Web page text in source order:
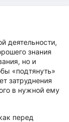
деятельности,
знания
но и
«подтянуть»
затруднения
в нужной ему
перед